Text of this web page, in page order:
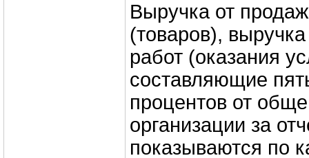
Выручка от
(товаров),
работ (оказания
составляющие
процентов от
организации за
показываются по